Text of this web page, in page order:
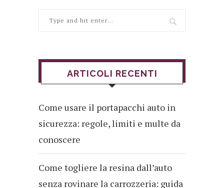
ARTICOLI RECENTI
Come usare il portapacchi auto in
sicurezza: regole, limiti e multe da
conoscere
Come togliere la resina dall’auto
senza rovinare la carrozzeria: guida